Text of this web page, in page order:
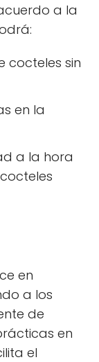
a la
cocteles sin
en la
a la hora
en
a los
de
en
el